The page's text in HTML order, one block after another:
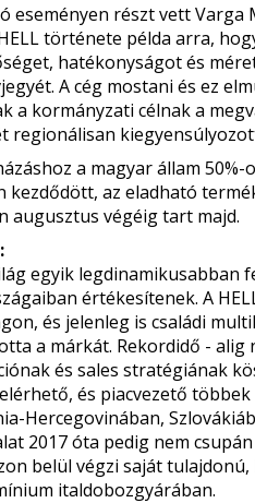
eseményen részt vett
története példa arra,
hatékonyságot és
A cég mostani és ez
a kormányzati célnak a
regionálisan
a magyar állam
kezdődött, az eladható
augusztus végéig tart majd.
egyik
értékesítenek. A
és jelenleg is családi
a márkát. Rekordidő -
és sales stratégiának
és piacvezető
Hercegovinában,
2017 óta pedig nem
belül végzi saját
italdobozgyárában.